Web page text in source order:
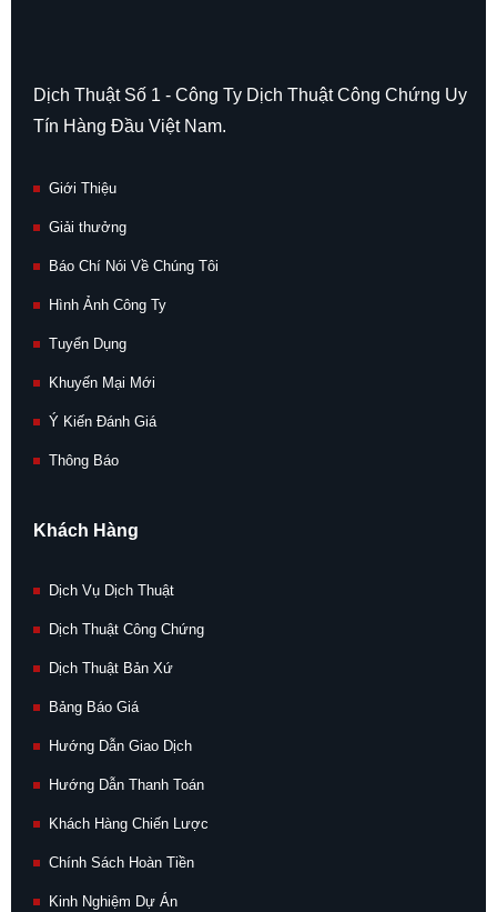
Dịch Thuật Số 1 - Công Ty Dịch Thuật Công Chứng Uy
Tín Hàng Đầu Việt Nam.
Giới Thiệu
Giải thưởng
Báo Chí Nói Về Chúng Tôi
Hình Ảnh Công Ty
Tuyển Dụng
Khuyến Mại Mới
Ý Kiến Đánh Giá
Thông Báo
Khách Hàng
Dịch Vụ Dịch Thuật
Dịch Thuật Công Chứng
Dịch Thuật Bản Xứ
Bảng Báo Giá
Hướng Dẫn Giao Dịch
Hướng Dẫn Thanh Toán
Khách Hàng Chiến Lược
Chính Sách Hoàn Tiền
Kinh Nghiệm Dự Án